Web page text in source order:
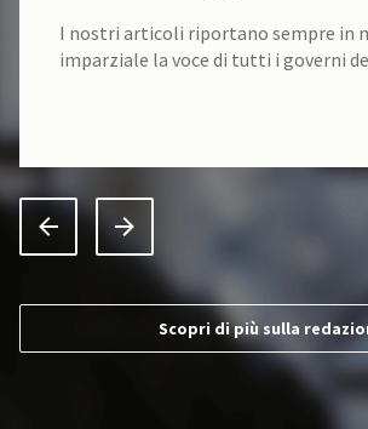
I nostri articoli riportano sempre in
imparziale la voce di tutti i governi
Scopri di più sulla